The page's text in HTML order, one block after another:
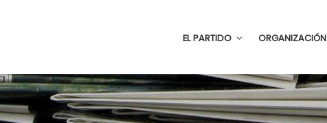
EL PARTIDO ORGANIZACIÓN